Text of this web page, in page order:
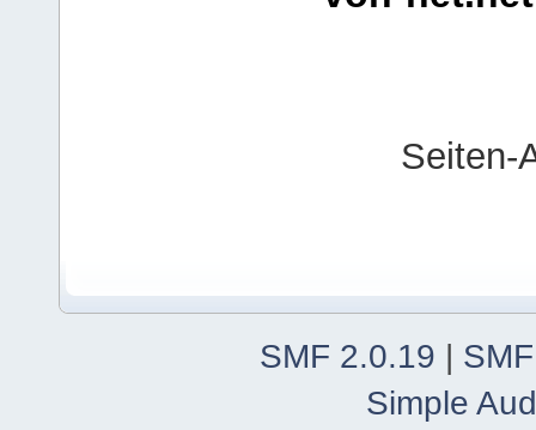
Seiten-
SMF 2.0.19 |
Simple